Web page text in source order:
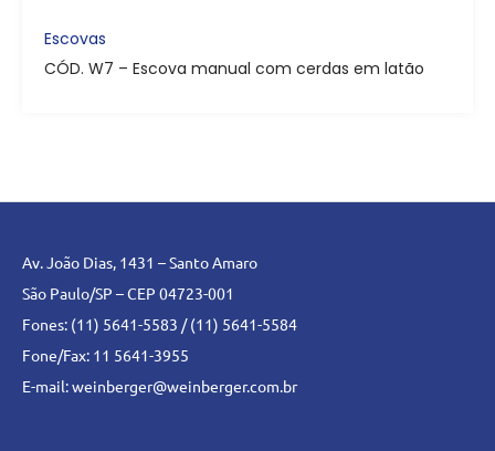
Escovas
CÓD. W7 – Escova manual com cerdas em latão
Av. João Dias, 1431 – Santo Amaro
São Paulo/SP – CEP 04723-001
Fones: (11) 5641-5583 / (11) 5641-5584
Fone/Fax: 11 5641-3955
E-mail:weinberger@weinberger.com.br